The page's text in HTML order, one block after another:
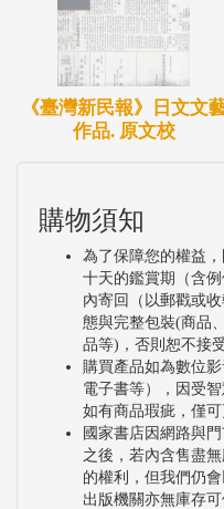
《臺灣新民報》日文文
作品. 原文校
購物須知
為了保障您的權益
十天的鑑賞期（含
內寄回（以郵戳或
態與完整包裝(商品
品等)，否則恕不接
購買產品如為數位
電子書等），因受
如有商品瑕疵，僅可
國家書店因網路與
之後，若內含售盡
的權利，但我們仍
出版機關亦無庫存